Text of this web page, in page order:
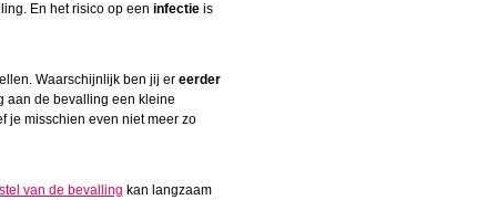
En het risico op een infectieis
Waarschijnlijk ben jij er eerder
aan de bevalling een kleine
je misschien even niet meer zo
van de bevalling kan langzaam